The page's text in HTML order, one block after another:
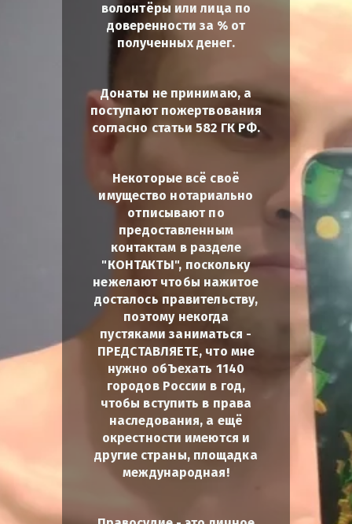
волонтёры или лица по
доверенности за % от
полученных денег.
Донаты не принимаю, а
поступают пожертвования
согласно статьи 582 ГК РФ.
Некоторые всё своё
имущество нотариально
отписывают по
предоставленным
контактам в разделе
"КОНТАКТЫ", поскольку
нежелают чтобы нажитое
досталось правительству,
поэтому некогда
пустяками заниматься -
ПРЕДСТАВЛЯЕТЕ, что мне
нужно обЪехать 1140
городов России в год,
чтобы вступить в права
наследования, а ещё
окрестности имеются и
другие страны, площадка
международная!